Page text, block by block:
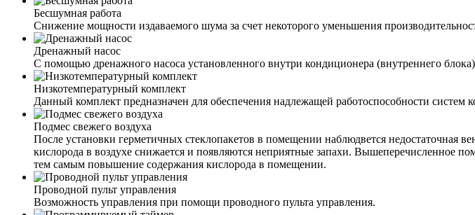
Бесшумная работа
Снижение мощности издаваемого шума за счет некоторого уменьшения
Дренажный насос
С помощью дренажного насоса установленного внутри кондиционера (внутреннего
Низкотемпературный комплект
Данный комплект предназначен для обеспечения надлежащей работоспособности
Подмес свежего воздуха
После установки герметичных стеклопакетов в помещении наблюдвется недостаточная
кислорода в воздухе снижается и появляются неприятные запахи. Вышеперечисленное
тем самым повышение содержания кислорода в помещении.
Проводной пульт управления
Возможность управления при помощи проводного пульта управления.